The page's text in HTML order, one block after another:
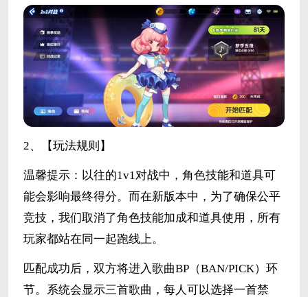
2、【玩法规则】
温馨提示：以往的1v1对战中，角色技能和道具可
能会影响最终得分。而在新版本中，为了确保公平
竞技，我们取消了角色技能加成和道具使用，所有
玩家都站在同一起跑线上。
匹配成功后，双方将进入歌曲BP（BAN/PICK）环
节。系统会显示三首歌曲，每人可以选择一首禁